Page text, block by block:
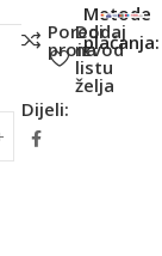
Poredi
proizvod
Dodaj
na
listu
želja
Dijeli:
Metode
plaćanja: